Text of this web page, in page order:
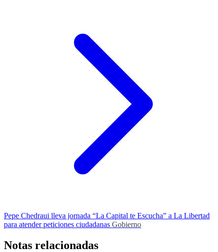
Pepe Chedraui lleva jornada “La Capital te Escucha” a La Libertad
para atender peticiones ciudadanas Gobierno
Notas relacionadas